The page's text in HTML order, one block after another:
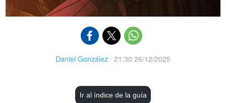
Daniel González · 21:30 26/12/2025
Ir al índice de la guía